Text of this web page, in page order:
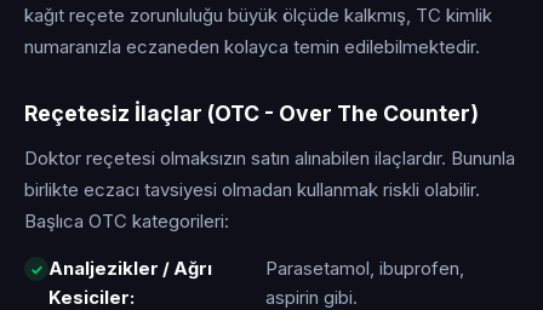
kağıt reçete zorunluluğu büyük ölçüde kalkmış, TC kimlik
numaranızla eczaneden kolayca temin edilebilmektedir.
Reçetesiz İlaçlar (OTC - Over The Counter)
Doktor reçetesi olmaksızın satın alınabilen ilaçlardır. Bununla
birlikte eczacı tavsiyesi olmadan kullanmak riskli olabilir.
Başlıca OTC kategorileri:
Analjezikler / Ağrı
Kesiciler:
Parasetamol, ibuprofen,
aspirin gibi.